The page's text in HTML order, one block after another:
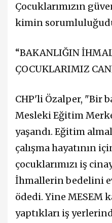
Çocuklarımızın
kimin
“BAKANLIĞIN
ÇOCUKLARIMIZ
CHP'li Özalper, "Bir
Mesleki Eğitim
yaşandı. Eğitim
çalışma hayatının
çocuklarımızı iş
İhmallerin bedelini
ödedi. Yine MESEM
yaptıkları iş